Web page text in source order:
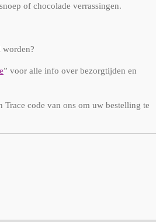
of chocolade verrassingen.
worden?
” voor alle info over bezorgtijden en
code van ons om uw bestelling te